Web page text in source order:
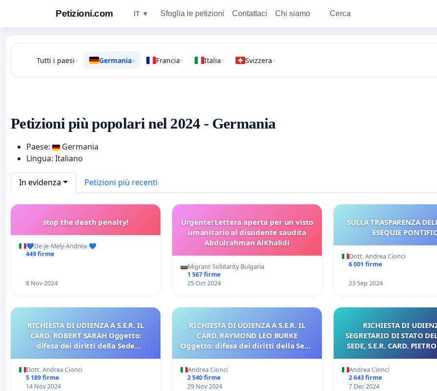
Petizioni.com IT ▼ Sfoglia le petizioni Contattaci Chi siamo Cerca
Tutti i paesi › Germania› Francia › Italia › Svizzera ›
Petizioni più popolari nel 2024 - Germania
Paese:
Germania
Lingua: Italiano
In evidenza Petizioni più recenti
stop the death penalty!
💙De-Je-Mely-Andrea-💙
449 firme
8 Nov 2024
Urgente! Lettera aperta per un visto
umanitario al dissidente saudita
Abdulrahman AlKhalidi
Migrant Solidarity Bulgaria
1 567 firme
25 Oct 2024
SULLA TRASPARENZA
ESEQUIE
Dott. Andrea Cionci
6 001 firme
23 Sep 2024
RICHIESTA DI UDIENZA A S.E.R. IL
CARD. ROBERT SARAH Oggetto:
difesa dei diritti della Sede
Dott. Andrea Cionci
5 189 firme
14 Nov 2024
RICHIESTA DI UDIENZA A S.E.R. IL
CARD. RAYMOND LEO BURKE
Oggetto: difesa dei diritti della Sede
Andrea Cionci
2 540 firme
29 Nov 2024
RICHIESTA DI
SEGRETARIO DI STATO
SEDE, S.E.R. CARD.
Andrea Cionci
2 643 firme
7 Dec 2024